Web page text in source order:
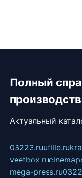
Полный
Актуальный
03223.ruufille.ru
veetbox.ru
mega-press.ru